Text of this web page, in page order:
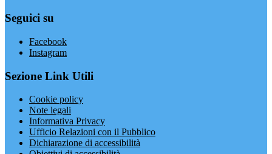
Seguici su
Facebook
Instagram
Sezione Link Utili
Cookie policy
Note legali
Informativa Privacy
Ufficio Relazioni con il Pubblico
Dichiarazione di accessibilità